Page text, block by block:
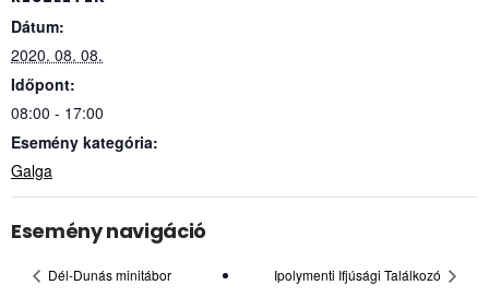
Dátum:
2020. 08. 08.
Időpont:
08:00 - 17:00
Esemény kategória:
Galga
Esemény navigáció
Dél-Dunás minitábor Ipolymenti Ifjúsági Találkozó